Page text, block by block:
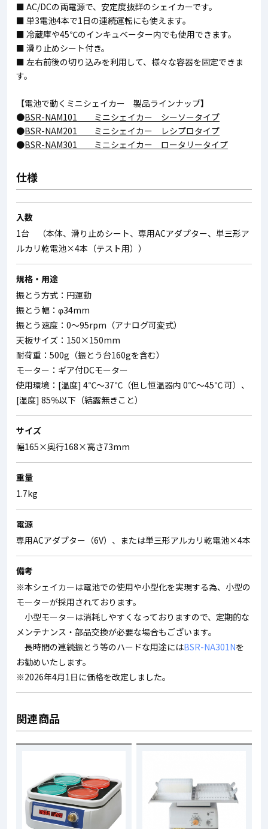
■ AC/DCの両電源で、安定度抜群のシェイカーです。
■ 単3電池4本で1日の連続運転にも使えます。
■ 冷蔵庫や45℃のインキュベーター内でも使用できます。
■ 滑り止めシート付き。
■ 左右前後の切り込みを利用して、様々な容器を固定できま
す。
【電池で動くミニシェイカー 製品ラインナップ】
●BSR-NAM101 ミニシェイカー シーソータイプ
●BSR-NAM201 ミニシェイカー レシプロタイプ
●BSR-NAM301 ミニシェイカー ロータリータイプ
仕様
入数
1台 （本体、滑り止めシート、専用ACアダプター、単三形ア
ルカリ乾電池×4本（テスト用））
規格・用途
振とう方式：円運動
振とう幅：φ34mm
振とう速度：0～95rpm（アナログ可変式）
天板サイズ：150×150mm
耐荷重：500g（振とう台160gを含む）
モーター：ギア付DCモーター
使用環境：[温度] 4℃～37℃（但し恒温器内 0℃～45℃ 可）、
[湿度] 85％以下（結露無きこと）
サイズ
幅165×奥行168×高さ73mm
重量
1.7kg
電源
専用ACアダプター（6V）、または単三形アルカリ乾電池×4本
備考
※本シェイカーは電池での使用や小型化を実現する為、小型の
モーターが採用されております。
小型モーターは消耗しやすくなっておりますので、定期的な
メンテナンス・部品交換が必要な場合もございます。
長時間の連続振とう等のハードな用途にはBSR-NA301Nを
お勧めいたします。
※2026年4月1日に価格を改定しました。
関連商品